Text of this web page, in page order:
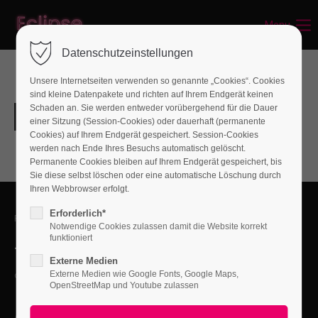
Login
Benutzername
Passwort
Register | Lost your password?
Support
Menu
FEEL FREE TO CONTACT US
+01 444 222 444
office@yourcompany.com
Datenschutzeinstellungen
Unsere Internetseiten verwenden so genannte „Cookies“. Cookies
sind kleine Datenpakete und richten auf Ihrem Endgerät keinen
Schaden an. Sie werden entweder vorübergehend für die Dauer
einer Sitzung (Session-Cookies) oder dauerhaft (permanente
Cookies) auf Ihrem Endgerät gespeichert. Session-Cookies
werden nach Ende Ihres Besuchs automatisch gelöscht.
Permanente Cookies bleiben auf Ihrem Endgerät gespeichert, bis
Sie diese selbst löschen oder eine automatische Löschung durch
Ihren Webbrowser erfolgt.
Erforderlich*
Notwendige Cookies zulassen damit die Website korrekt
funktioniert
Externe Medien
Externe Medien wie Google Fonts, Google Maps,
OpenStreetMap und Youtube zulassen